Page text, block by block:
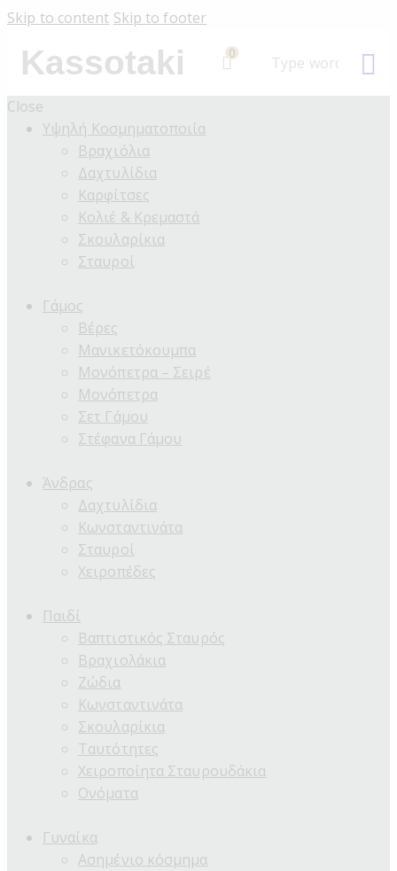
Skip to content Skip to footer
Kassotaki 0
Close
Υψηλή Κοσμηματοποιία
Βραχιόλια
Δαχτυλίδια
Καρφίτσες
Κολιέ & Κρεμαστά
Σκουλαρίκια
Σταυροί
Γάμος
Βέρες
Μανικετόκουμπα
Μονόπετρα – Σειρέ
Μονόπετρα
Σετ Γάμου
Στέφανα Γάμου
Άνδρας
Δαχτυλίδια
Κωνσταντινάτα
Σταυροί
Χειροπέδες
Παιδί
Βαπτιστικός Σταυρός
Βραχιολάκια
Ζώδια
Κωνσταντινάτα
Σκουλαρίκια
Ταυτότητες
Χειροποίητα Σταυρουδάκια
Ονόματα
Γυναίκα
Ασημένιο κόσμημα